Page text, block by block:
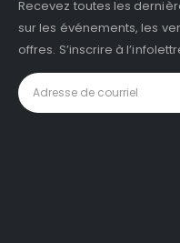
Recevez toutes les
sur les événements, les
offres. S’inscrire à